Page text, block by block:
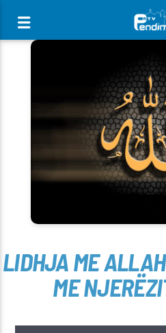
[There are no radio stations in
LIDHJA ME
ME